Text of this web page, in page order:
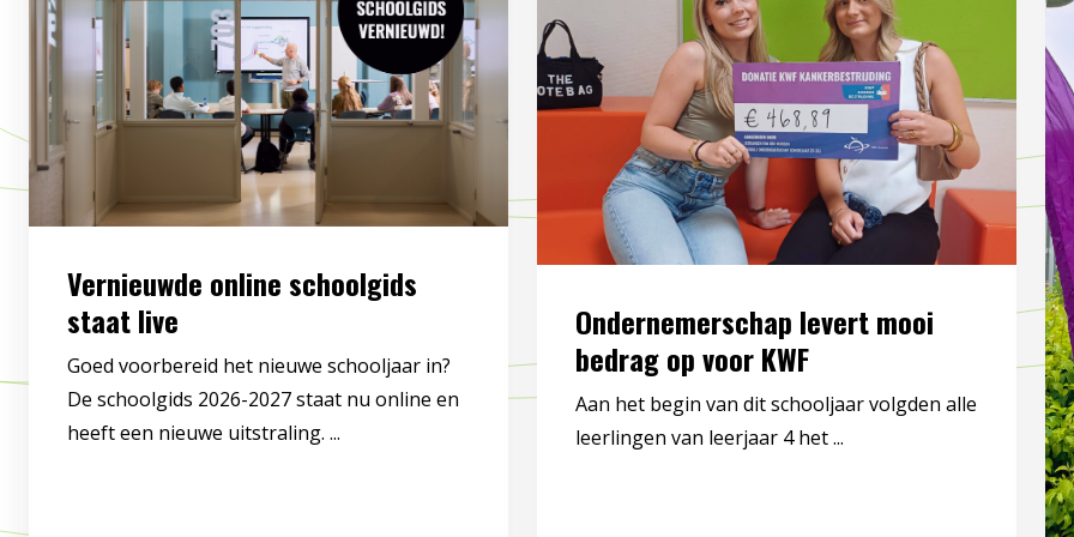
Vernieuwde online schoolgids
staat live
Goed voorbereid het nieuwe schooljaar in?
De schoolgids 2026-2027 staat nu online en
heeft een nieuwe uitstraling. ...
Ondernemerschap levert mooi
bedrag op voor KWF
Aan het begin van dit schooljaar volgden alle
leerlingen van leerjaar 4 het ...